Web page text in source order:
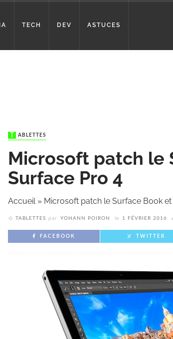
IA TECH DEV ASTUCES
TABLETTES
Microsoft patch le
Surface Pro 4
Accueil» Microsoft patch le Surface Book
TABLETTES par YOHANN POIRON le 1 FÉVRIER 2016
FACEBOOK TWITTER